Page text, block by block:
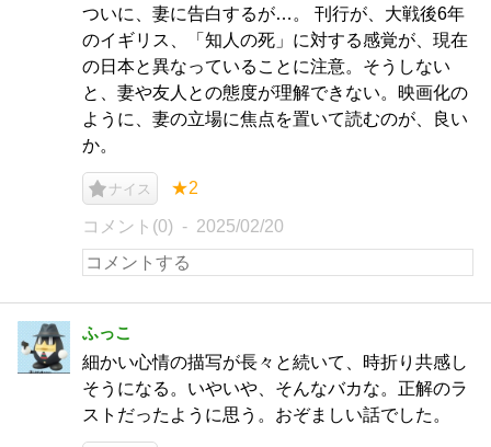
ついに、妻に告白するが…。 刊行が、大戦後6年
のイギリス、「知人の死」に対する感覚が、現在
の日本と異なっていることに注意。そうしない
と、妻や友人との態度が理解できない。映画化の
ように、妻の立場に焦点を置いて読むのが、良い
か。
ナイス ★2
コメント(0) 2025/02/20
ふっこ
細かい心情の描写が長々と続いて、時折り共感し
そうになる。いやいや、そんなバカな。正解のラ
ストだったように思う。おぞましい話でした。